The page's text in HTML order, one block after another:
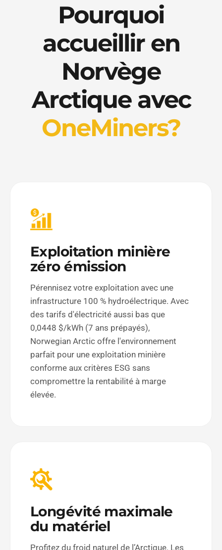
Pourquoi
accueillir en
Norvège
Arctique avec
OneMiners?
Exploitation minière
zéro émission
Pérennisez votre exploitation avec une
infrastructure 100 % hydroélectrique. Avec
des tarifs d'électricité aussi bas que
0,0448 $/kWh (7 ans prépayés),
Norwegian Arctic offre l'environnement
parfait pour une exploitation minière
conforme aux critères ESG sans
compromettre la rentabilité à marge
élevée.
Longévité maximale
du matériel
Profitez du froid naturel de l’Arctique. Les